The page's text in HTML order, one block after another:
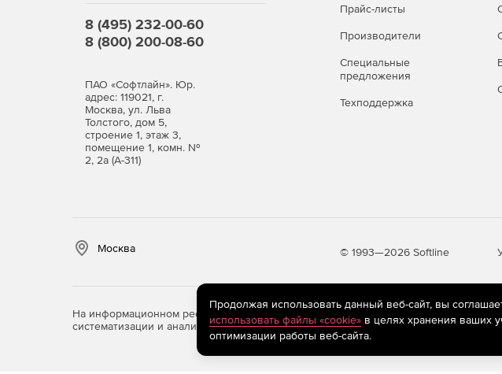
8 (495) 232-00-60
8 (800) 200-08-60
ПАО «Софтлайн». Юр.
адрес: 119021, г.
Москва, ул. Льва
Толстого, дом 5,
строение 1, этаж 3,
помещение 1, комн. №
2, 2а (А-311)
Прайс-листы
Производители
Специальные
предложения
Техподдержка
Москва © 1993—2026 Softline
На информационном ресурсе store.softline.ru применяются рекомендательные
систематизации и анализа сведений, относящихся к предпочтениям
Продолжая использовать данный веб-сайт, вы
использовать файлы «cookie»в целях хранения ваших
оптимизации работы веб-сайта.